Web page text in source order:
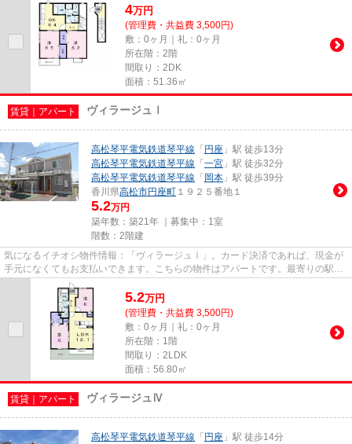
4万円
(管理費・共益費 3,500円)
敷：0ヶ月｜礼：0ヶ月
所在階：2階
間取り：2DK
面積：51.36㎡
賃貸｜アパート ヴィラージュⅠ
高松琴平電気鉄道琴平線 「 円座 」駅 徒歩13分
高松琴平電気鉄道琴平線 「 一宮 」駅 徒歩32分
高松琴平電気鉄道琴平線 「 岡本 」駅 徒歩39分
香川県高松市円座町 １９２５番地１
5.2万円
築年数：築21年 ｜募集中： 1室
階数：2階建
気になるイチオシ物件情報：「ヴィラージュⅠ」。カード決済であれば、現金が
手元になくてもお支払いできます。こちらの物件はアパートです。最寄りの駅ま
で徒歩14分のアパートです。賃...
5.2万円
(管理費・共益費 3,500円)
敷：0ヶ月｜礼：0ヶ月
所在階：1階
間取り：2LDK
面積：56.80㎡
賃貸｜アパート ヴィラージュⅣ
高松琴平電気鉄道琴平線 「 円座 」駅 徒歩14分